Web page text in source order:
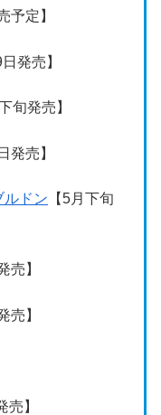
予定】
日発売】
旬発売】
発売】
ルドン 【5月下旬
売】
売】
売】